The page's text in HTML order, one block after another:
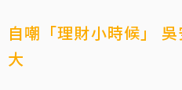
自嘲「理財小時候」
大